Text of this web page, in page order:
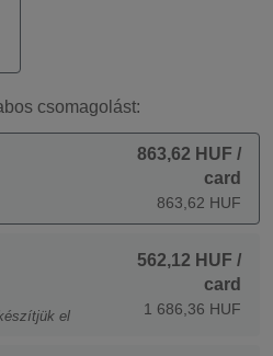
csomagolást:
863,62 HUF /
card
863,62 HUF
el
562,12 HUF /
card
1 686,36 HUF